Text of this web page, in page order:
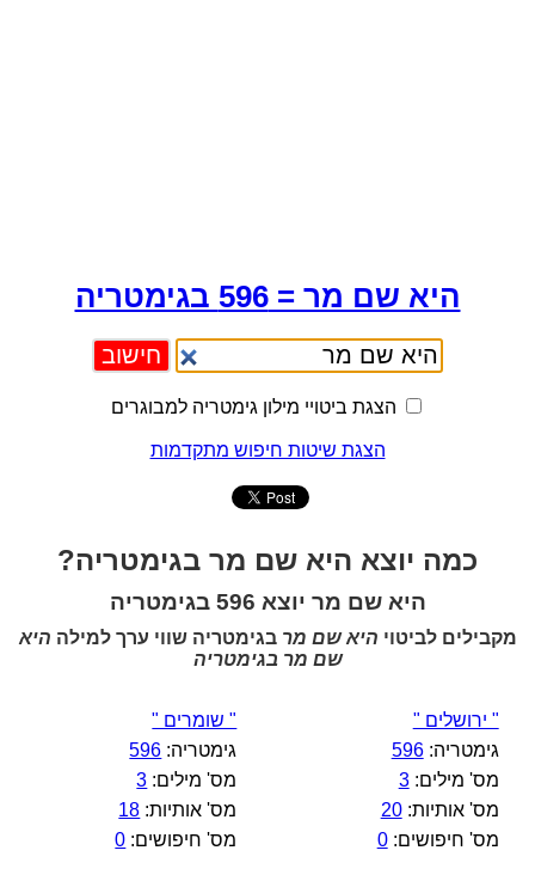
היא שם מר = 596 בגימטריה
הצגת ביטויי מילון גימטריה למבוגרים
הצגת שיטות חיפוש מתקדמות
כמה יוצא היא שם מר בגימטריה?
היא שם מר יוצא 596 בגימטריה
מקבילים לביטוי היא שם מר בגימטריה שווי ערך למילה היא
שם מר בגימטריה
" ירושלים "
גימטריה:596
מס' מילים:3
מס' אותיות:20
מס' חיפושים:0
" שומרים "
גימטריה: 596
מס' מילים: 3
מס' אותיות: 18
מס' חיפושים: 0